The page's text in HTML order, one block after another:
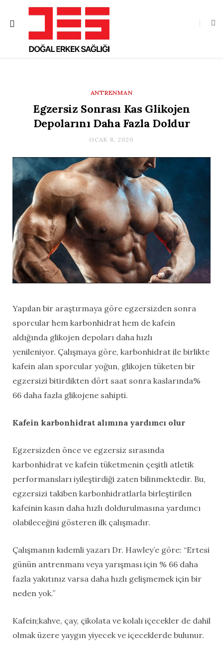
ANTRENMAN
Egzersiz Sonrası Kas Glikojen
Depolarını Daha Fazla Doldur
OCAK 8, 2020
Yapılan bir araştırmaya göre egzersizden sonra
sporcular hem karbonhidrat hem de kafein
aldığında glikojen depoları daha hızlı
yenileniyor. Çalışmaya göre, karbonhidrat ile birlikte
kafein alan sporcular yoğun, glikojen tüketen bir
egzersizi bitirdikten dört saat sonra kaslarında%
66 daha fazla glikojene sahipti.
Kafein karbonhidrat alımına yardımcı olur
Egzersizden önce ve egzersiz sırasında
karbonhidrat ve kafein tüketmenin çeşitli atletik
performansları iyileştirdiği zaten bilinmektedir. Bu,
egzersizi takiben karbonhidratlarla birleştirilen
kafeinin kasın daha hızlı doldurulmasına yardımcı
olabileceğini gösteren ilk çalışmadır.
Çalışmanın kıdemli yazarı Dr. Hawley’e göre: “Ertesi
günün antrenmanı veya yarışması için % 66 daha
fazla yakıtınız varsa daha hızlı gelişmemek için bir
neden yok.”
Kafein;kahve, çay, çikolata ve kolalı içecekler de dahil
olmak üzere yaygın yiyecek ve içeceklerde bulunur.